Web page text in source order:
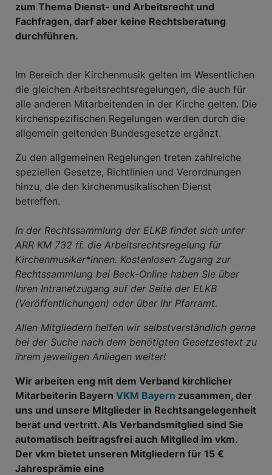
zum Thema Dienst- und Arbeitsrecht und
Fachfragen, darf aber keine Rechtsberatung
durchführen.
Im Bereich der Kirchenmusik gelten im Wesentlichen
die gleichen Arbeitsrechtsregelungen, die auch für
alle anderen Mitarbeitenden in der Kirche gelten. Die
kirchenspezifischen Regelungen werden durch die
allgemein geltenden Bundesgesetze ergänzt.
Zu den allgemeinen Regelungen treten zahlreiche
speziellen Gesetze, Richtlinien und Verordnungen
hinzu, die den kirchenmusikalischen Dienst
betreffen.
In der Rechtssammlung der ELKB findet sich unter
ARR KM 732 ff. die Arbeitsrechtsregelung für
Kirchenmusiker*innen. Kostenlosen Zugang zur
Rechtssammlung bei Beck-Online haben Sie über
Ihren Intranetzugang auf der Seite der ELKB
(Veröffentlichungen) oder über Ihr Pfarramt.
Allen Mitgliedern helfen wir selbstverständlich gerne
bei der Suche nach dem benötigten Gesetzestext zu
ihrem jeweiligen Anliegen weiter!
Wir arbeiten eng mit dem Verband kirchlicher
Mitarbeiterin Bayern VKM Bayern zusammen, der
uns und unsere Mitglieder in Rechtsangelegenheit
berät und vertritt. Als Verbandsmitglied sind Sie
automatisch beitragsfrei auch Mitglied im vkm.
Der vkm bietet unseren Mitgliedern für 15 €
Jahresprämie eine